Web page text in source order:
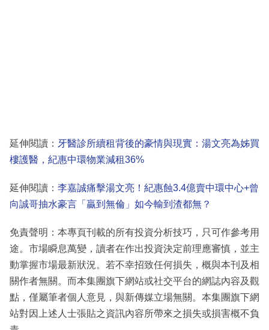
延伸閱讀： 牙醫診所續租背後的豪情與現實：湯文亮為姊買
樓護醫，紀惠中環物業減租36%
延伸閱讀： 李嘉誠痛擊湯文亮！紀惠蝕3.4億賣中環中心+曾
向誠哥抽水豪言「贏到無倫」如今輸到渣都無？
免責聲明：本專頁刊載的所有投資分析技巧，只可作參考用
途。市場瞬息萬變，讀者在作出投資決定前理應審慎，並主
動掌握市場最新狀況。若不幸招致任何損失，概與本刊及相
關作者無關。而本集團旗下網站或社交平台的網誌內容及觀
點，僅屬筆者個人意見，與新傳媒立場無關。本集團旗下網
站對因上述人士張貼之資訊內容所帶來之損失或損害概不負